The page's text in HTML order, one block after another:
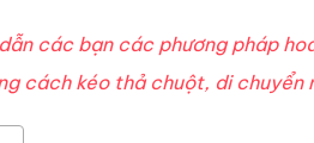
các bạn các phương pháp
cách kéo thả chuột, di chuyển